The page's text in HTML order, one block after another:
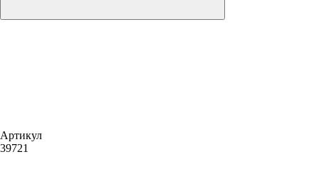
Артикул
39721